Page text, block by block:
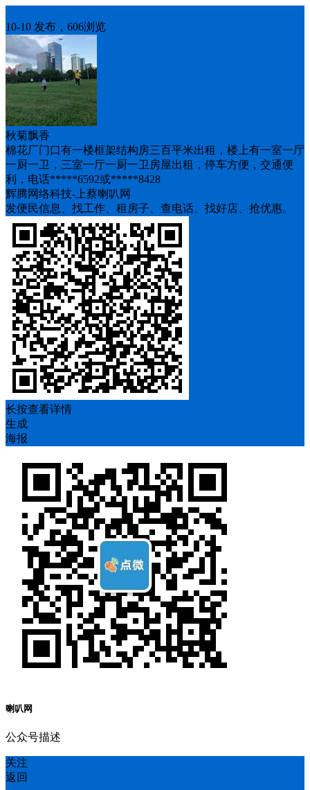
10-10 发布，606浏览
秋菊飘香
棉花厂门口有一楼框架结构房三百平米出租，楼上有一室一厅
一厨一卫，三室一厅一厨一卫房屋出租，停车方便，交通便
利，电话*****6592或*****8428
辉腾网络科技-上蔡喇叭网
发便民信息、找工作、租房子、查电话、找好店、抢优惠。
长按查看详情
生成
海报
喇叭网
公众号描述
关注
返回